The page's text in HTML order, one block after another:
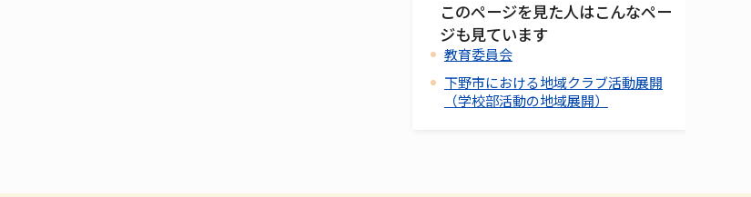
このページを見た人はこんなペー
ジも見ています
教育委員会
下野市における地域クラブ活動展開
（学校部活動の地域展開）